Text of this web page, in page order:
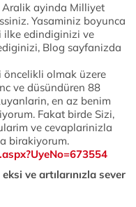
Aralik ayinda Milliyet
Yasaminiz boyunca
ilke edindiginizi ve
Blog sayfanizda
olmak üzere
ve düsündüren 88
en az benim
Fakat birde Sizi,
ve cevaplarinizla
birakiyorum.
ve artılarınızla sever